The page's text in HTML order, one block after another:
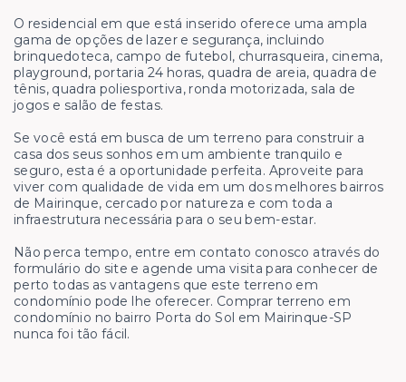
O residencial em que está inserido oferece uma ampla
gama de opções de lazer e segurança, incluindo
brinquedoteca, campo de futebol, churrasqueira, cinema,
playground, portaria 24 horas, quadra de areia, quadra de
tênis, quadra poliesportiva, ronda motorizada, sala de
jogos e salão de festas.
Se você está em busca de um terreno para construir a
casa dos seus sonhos em um ambiente tranquilo e
seguro, esta é a oportunidade perfeita. Aproveite para
viver com qualidade de vida em um dos melhores bairros
de Mairinque, cercado por natureza e com toda a
infraestrutura necessária para o seu bem-estar.
Não perca tempo, entre em contato conosco através do
formulário do site e agende uma visita para conhecer de
perto todas as vantagens que este terreno em
condomínio pode lhe oferecer. Comprar terreno em
condomínio no bairro Porta do Sol em Mairinque-SP
nunca foi tão fácil.